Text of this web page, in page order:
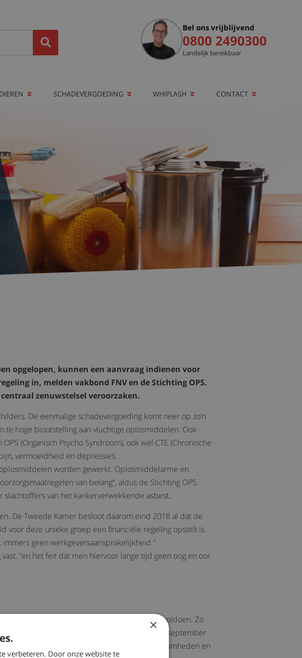
Bel ons vrijblijvend
0800 2490300
Landelijk bereikbaar
SCHADEVERGOEDING WHIPLASH CONTACT
opgelopen, kunnen een aanvraag indienen voor
in, melden vakbond FNV en de Stichting OPS.
zenuwstelsel veroorzaken.
De eenmalige schadevergoeding komt neer op zo’n
te hoge blootstelling aan vluchtige oplosmiddelen. Ook
(Organisch Psycho Syndroom), ook wel CTE (Chronische
vermoeidheid en depressies.
worden gewerkt. Oplosmiddelarme en
van belang”, aldus de Stichting OPS.
van het kankerverwekkende asbest.
De Tweede Kamer besloot daarom eind 2018 al dat de
voor deze unieke groep een financiële regeling opstelt is
geen werkgeversaansprakelijkheid.”
“en het feit dat men hiervoor lange tijd geen oog en oor
met OPS wel aan een aantal voorwaarden voldoen. Zo
verzoek tot diagnose ingediend zijn (uiterlijk 1 september
het gevolg is van de verrichte werkzaamheden en
×
verbeteren. Door onze website te